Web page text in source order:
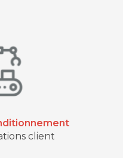
client